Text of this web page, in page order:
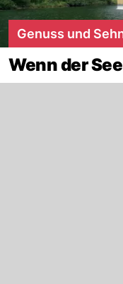
Genuss und
Wenn der